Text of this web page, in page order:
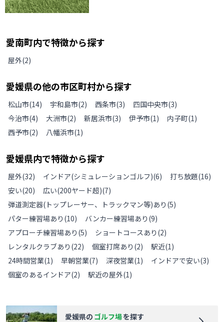
愛南町内で特徴から探す
屋外(2)
愛媛県の他の市区町村から探す
松山市(14) 宇和島市(2) 西条市(3) 四国中央市(3)
今治市(4) 大洲市(2) 新居浜市(3) 伊予市(1) 内子町(1)
西予市(2) 八幡浜市(1)
愛媛県内で特徴から探す
屋外(32) インドア(シミュレーションゴルフ)(6) 打ち放題(16)
安い(20) 広い(200ヤード超)(7)
弾道測定器(トップレーサー、トラックマン等)あり (5)
パター練習場あり (10) バンカー練習場あり (9)
アプローチ練習場あり (5) ショートコースあり (2)
レンタルクラブあり (22) 個室打席あり (2) 駅近(1)
24時間営業(1) 早朝営業(7) 深夜営業(1) インドアで安い(3)
個室のあるインドア(2) 駅近の屋外(1)
愛媛県の ゴルフ場を探す